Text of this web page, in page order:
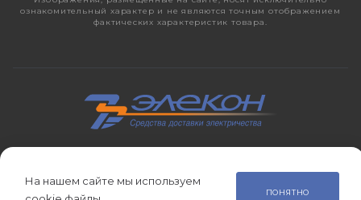
ознакомительный характер и не являются точным отображением
фактических характеристик товара.
электротехническая продукция, светотехника с 1998 года.
На нашем сайте мы используем
ПОНЯТНО